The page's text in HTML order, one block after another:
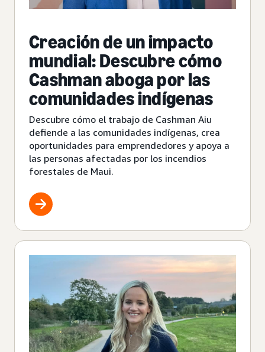
Creación de un impacto
mundial: Descubre cómo
Cashman aboga por las
comunidades indígenas
Descubre cómo el trabajo de Cashman Aiu
defiende a las comunidades indígenas, crea
oportunidades para emprendedores y apoya a
las personas afectadas por los incendios
forestales de Maui.